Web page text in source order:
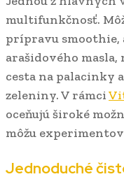
multifunkčnosť.
prípravu smoothie,
arašidového
cesta na palacinky
zeleniny. V rámci
oceňujú široké
môžu
Jednoduché